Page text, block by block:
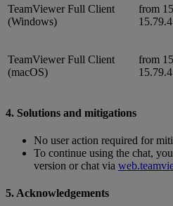
TeamViewer Full Client
(Windows)
from
15.79.4
TeamViewer Full Client
(macOS)
from
15.79.4
4. Solutions and mitigations
No user action required for
To continue using the chat,
version or chat via
5. Acknowledgements